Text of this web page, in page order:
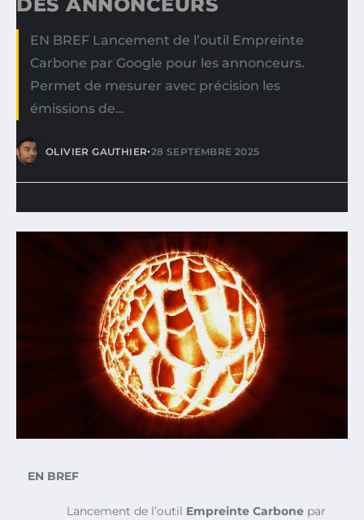
EN BREF Lancement de l’outil Empreinte
Carbone par Google pour les annonceurs.
Permet de mesurer avec précision les
émissions de…
OLIVIER GAUTHIER•28 SEPTEMBRE 2025
EN BREF
Lancement de l’outil Empreinte Carbone par